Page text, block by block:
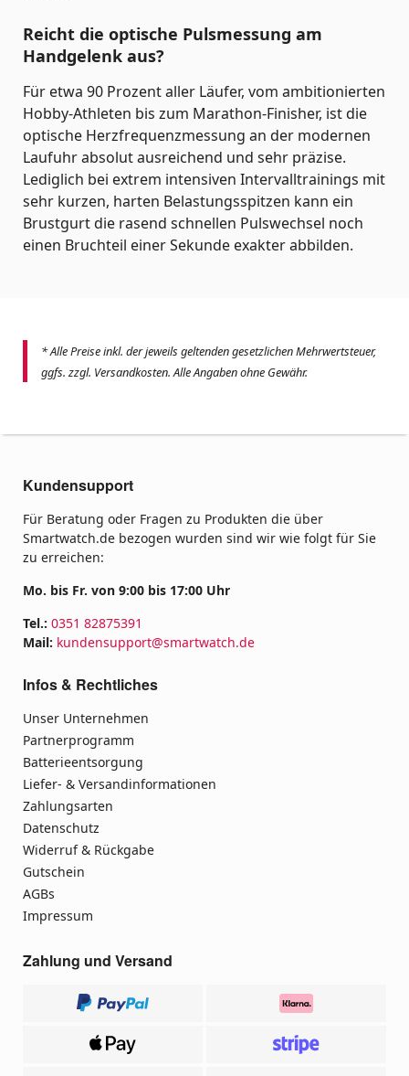
Reicht die optische Pulsmessung am
Handgelenk aus?
Für etwa 90 Prozent aller Läufer, vom ambitionierten
Hobby-Athleten bis zum Marathon-Finisher, ist die
optische Herzfrequenzmessung an der modernen
Laufuhr absolut ausreichend und sehr präzise.
Lediglich bei extrem intensiven Intervalltrainings mit
sehr kurzen, harten Belastungsspitzen kann ein
Brustgurt die rasend schnellen Pulswechsel noch
einen Bruchteil einer Sekunde exakter abbilden.
* Alle Preise inkl. der jeweils geltenden gesetzlichen Mehrwertsteuer,
ggfs. zzgl. Versandkosten. Alle Angaben ohne Gewähr.
Kundensupport
Für Beratung oder Fragen zu Produkten die über
Smartwatch.de bezogen wurden sind wir wie folgt für Sie
zu erreichen:
Mo. bis Fr. von 9:00 bis 17:00 Uhr
Tel.: 0351 82875391
Mail: kundensupport@smartwatch.de
Infos & Rechtliches
Unser Unternehmen
Partnerprogramm
Batterieentsorgung
Liefer- & Versandinformationen
Zahlungsarten
Datenschutz
Widerruf & Rückgabe
Gutschein
AGBs
Impressum
Zahlung und Versand